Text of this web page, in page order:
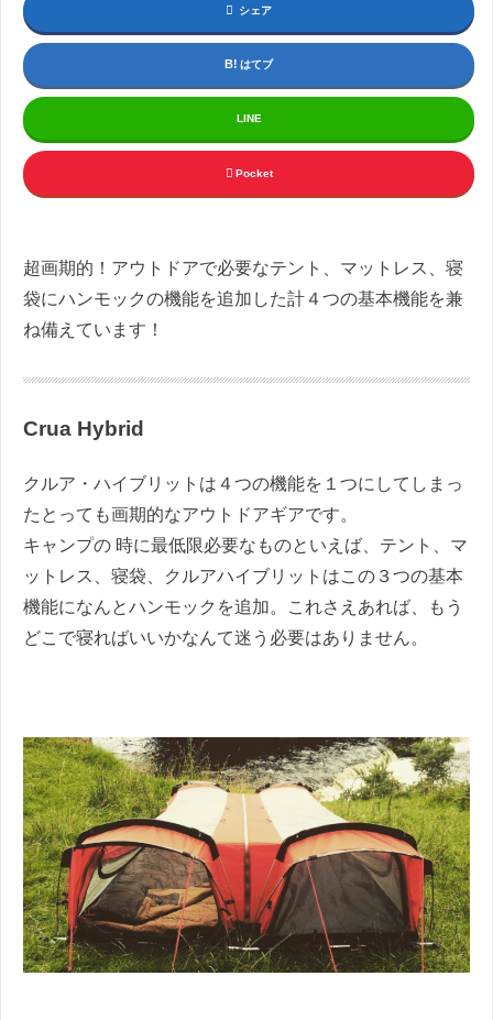
シェア
はてブ
LINE
Pocket
超画期的！アウトドアで必要なテント、マットレス、寝
袋にハンモックの機能を追加した計４つの基本機能を兼
ね備えています！
Crua Hybrid
クルア・ハイブリットは４つの機能を１つにしてしまっ
たとっても画期的なアウトドアギアです。
キャンプの 時に最低限必要なものといえば、テント、マ
ットレス、寝袋、
クルアハイブリットはこの３つの基本
機能になんとハンモックを追加。
これさえあれば、もう
どこで寝ればいいかなんて迷う必要はありません。